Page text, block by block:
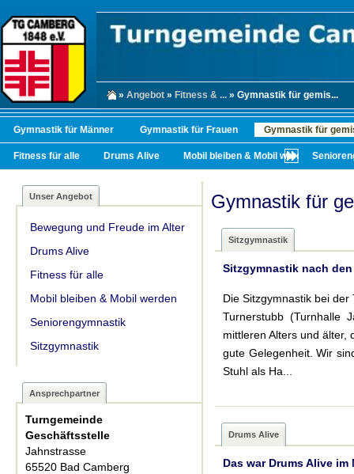
» Angebot » Fitness & ... » Gymnastik für gemis...
Gymnastik für Männer Gymnastik für Frauen Gymnastik für
Fitness für alle Drums Alive Mobil bleiben & Mobil werden
Unser Angebot
Bewegung und Freude im Alter
Drums Alive
Fitness für alle
Mobil bleiben & Mobil werden
Seniorengymnastik
Sitzgymnastik
Ansprechpartner
Turngemeinde
Geschäftsstelle
Jahnstrasse
65520 Bad Camberg
Gymnastik für
Sitzgymnastik
Sitzgymnastik nach
Die Sitzgymnastik bei
Turnerstubb (Turnhalle
mittleren Alters und älter,
gute Gelegenheit. Wir
Stuhl als Ha...
Drums Alive
Das war Drums Alive